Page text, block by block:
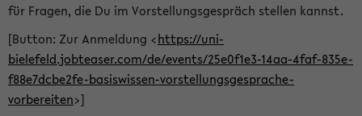
für Fragen, die Du im Vorstellungsgespräch stellen kannst.
[Button: Zur Anmeldung <https://uni-
bielefeld.jobteaser.com/de/events/25e0f1e3-14aa-4faf-835e-
f88e7dcbe2fe-basiswissen-vorstellungsgesprache-
vorbereiten>]